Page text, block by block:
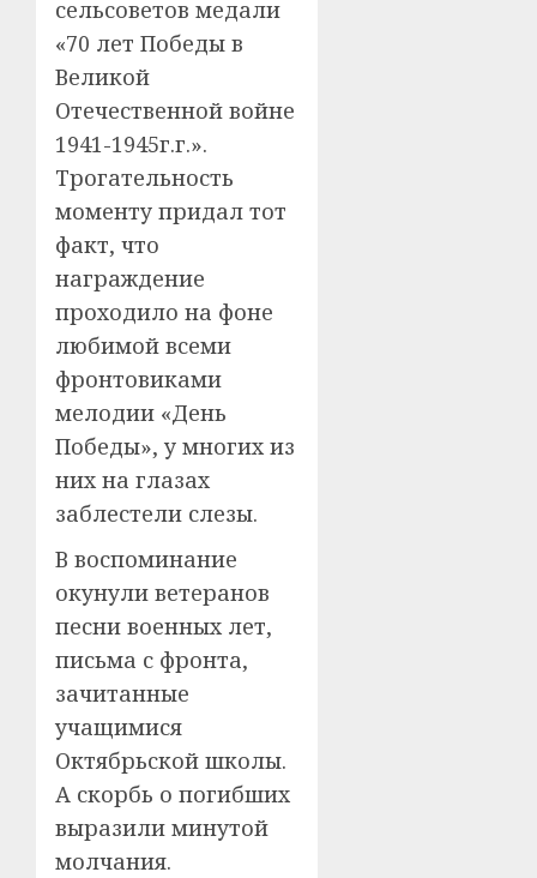
сельсоветов медали
«70 лет Победы в
Великой
Отечественной войне
1941-1945г.г.».
Трогательность
моменту придал тот
факт, что
награждение
проходило на фоне
любимой всеми
фронтовиками
мелодии «День
Победы», у многих из
них на глазах
заблестели слезы.
В воспоминание
окунули ветеранов
песни военных лет,
письма с фронта,
зачитанные
учащимися
Октябрьской школы.
А скорбь о погибших
выразили минутой
молчания.